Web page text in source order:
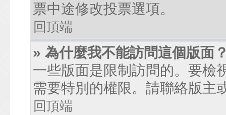
票中途修改投票選項。
回頂端
» 為什麼我不能訪問這個版面
一些版面是限制訪問的。要檢
需要特別的權限。請聯絡版主
回頂端